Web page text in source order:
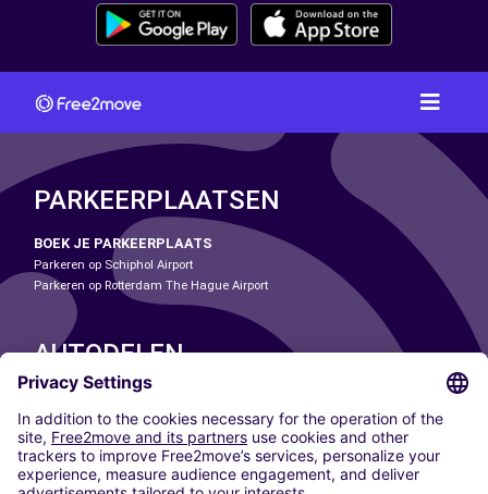
PARKEERPLAATSEN
BOEK JE PARKEERPLAATS
Parkeren op Schiphol Airport
Parkeren op Rotterdam The Hague Airport
AUTODELEN
ONZE STEDEN
Paris
Madrid
Washington DC
Milaan